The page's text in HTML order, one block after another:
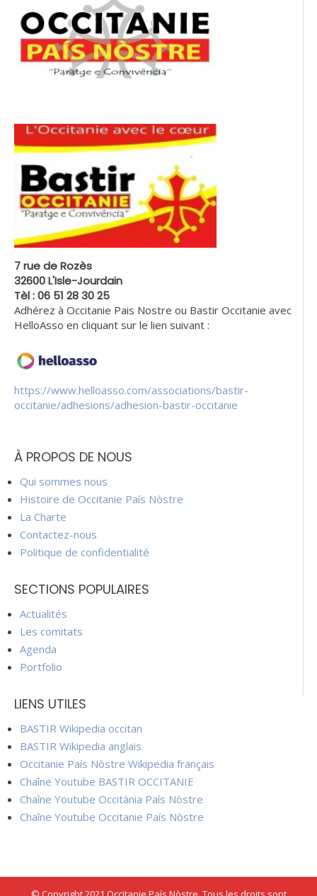
7 rue de Rozès
32600 L'Isle-Jourdain
Tèl : 06 51 28 30 25
Adhérez à Occitanie Pais Nostre ou Bastir Occitanie avec
HelloAsso en cliquant sur le lien suivant :
https://www.helloasso.com/associations/bastir-
occitanie/adhesions/adhesion-bastir-occitanie
À PROPOS DE NOUS
Qui sommes nous
Histoire de Occitanie País Nòstre
La Charte
Contactez-nous
Politique de confidentialité
SECTIONS POPULAIRES
Actualités
Les comitats
Agenda
Portfolio
LIENS UTILES
BASTIR Wikipedia occitan
BASTIR Wikipedia anglais
Occitanie País Nòstre Wikipedia français
Chaîne Youtube BASTIR OCCITANIE
Chaîne Youtube Occitània País Nòstre
Chaîne Youtube Occitanie País Nòstre